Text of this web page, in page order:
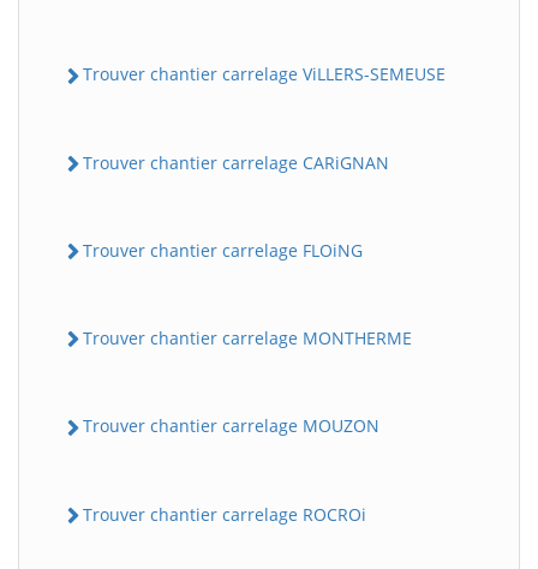
Trouver chantier carrelage ViLLERS-SEMEUSE
Trouver chantier carrelage CARiGNAN
Trouver chantier carrelage FLOiNG
Trouver chantier carrelage MONTHERME
Trouver chantier carrelage MOUZON
Trouver chantier carrelage ROCROi